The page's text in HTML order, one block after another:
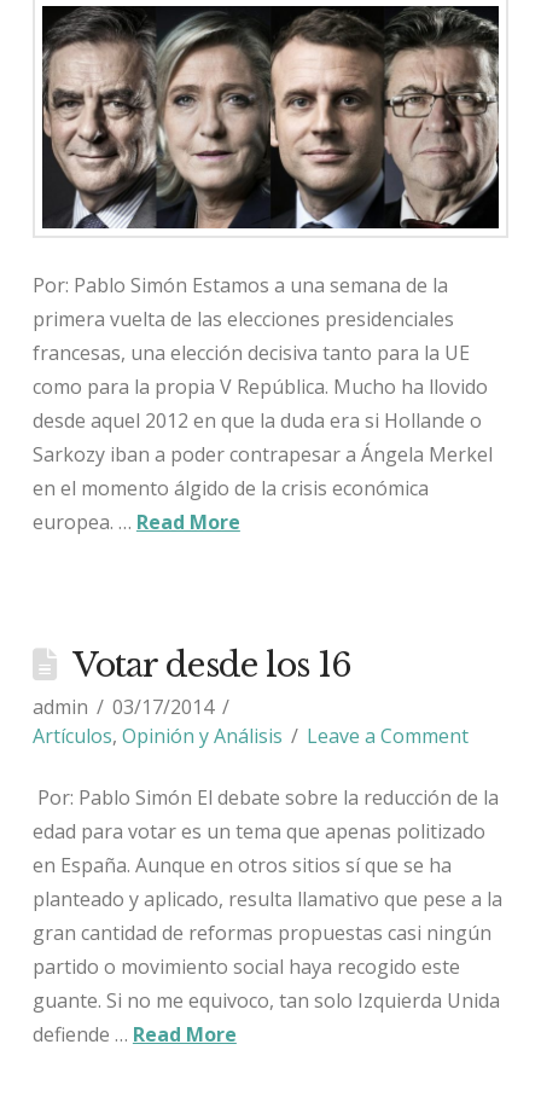
Por: Pablo Simón Estamos a una semana de la
primera vuelta de las elecciones presidenciales
francesas, una elección decisiva tanto para la UE
como para la propia V República. Mucho ha llovido
desde aquel 2012 en que la duda era si Hollande o
Sarkozy iban a poder contrapesar a Ángela Merkel
en el momento álgido de la crisis económica
europea. … Read More
Votar desde los 16
admin
03/17/2014
Artículos, Opinión y Análisis Leave a Comment
Por: Pablo Simón El debate sobre la reducción de la
edad para votar es un tema que apenas politizado
en España. Aunque en otros sitios sí que se ha
planteado y aplicado, resulta llamativo que pese a la
gran cantidad de reformas propuestas casi ningún
partido o movimiento social haya recogido este
guante. Si no me equivoco, tan solo Izquierda Unida
defiende … Read More